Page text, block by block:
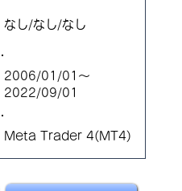
なし/なし/なし
2006/01/01～
2022/09/01
Meta Trader 4(MT4)